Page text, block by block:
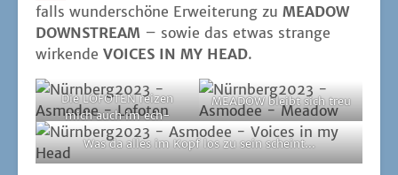
falls wun­der­schö­ne Erwei­te­rung zu MEADOW
DOWNSTREAM – sowie das etwas stran­ge
wir­ken­de VOICES IN MY HEAD.
Die LOFOTEN rei­zen
mich auch im ech­
ten Leben
MEADOW bleibt sich treu
Was da alles im Kopf los zu sein scheint...